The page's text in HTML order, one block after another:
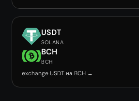
USDT
SOLANA
BCH
BCH
exchange USDT на BCH →